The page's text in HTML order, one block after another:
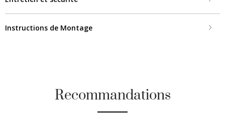
Instructions de Montage
Recommandations